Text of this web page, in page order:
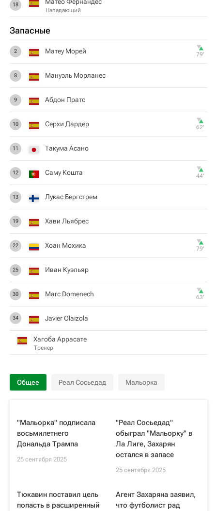
18
Нападающий
Запасные
2 Матеу Морей 79‎’‎
8 Мануэль Морланес
9 Абдон Пратс
10 Серхи Дардер 62‎’‎
11 Такума Асано
12 Саму Кошта 44‎’‎
13 Лукас Бергстрем
19 Хави Льябрес
22 Хоан Мохика 79‎’‎
25 Иван Куэльяр
30 Marc Domenech 63‎’‎
34 Javier Olaizola
Хагоба Аррасате
Тренер
Общее Реал Сосьедад Мальорка
"Мальорка" подписала
восьмилетнего
Дональда Трампа
25 сентября 2025
"Реал Сосьедад"
обыграл "Мальорку" в
Ла Лиге, Захарян
остался в запасе
25 сентября 2025
Тюкавин поставил цель
попасть в расширенный
Агент Захаряна заявил,
что футболист рад